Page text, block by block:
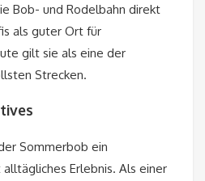
Bob- und Rodelbahn direkt
als guter Ort für
gilt sie als eine der
Strecken.
Sommerbob ein
alltägliches Erlebnis. Als einer